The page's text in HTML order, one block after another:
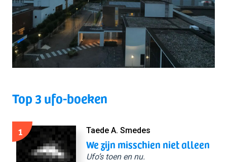
Top 3 ufo-boeken
1 Taede A. Smedes
We zijn misschien niet alleen
Ufo’s toen en nu.